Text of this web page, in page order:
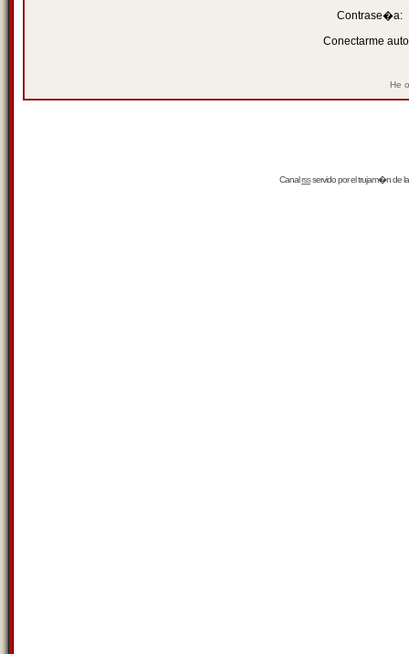
Contrase�a:
Conectarme
He
Canalrssservido por eltrujam�nde